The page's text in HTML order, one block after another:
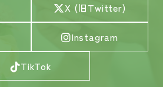
X (旧Twitter)
Instagram
TikTok